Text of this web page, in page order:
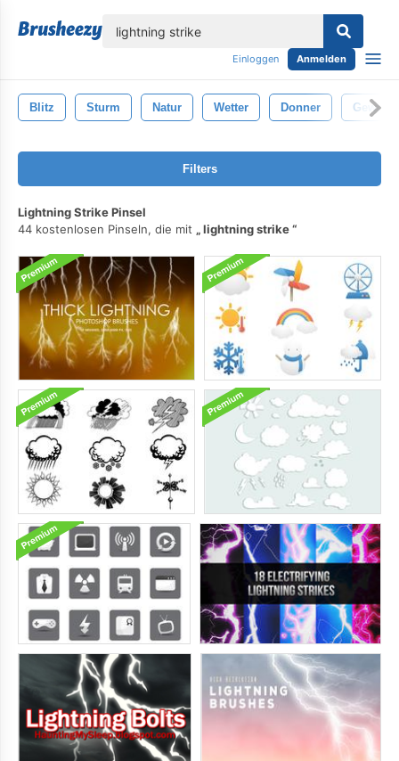
Einloggen Anmelden
Blitz Sturm Natur Wetter Donner Gewitter
Filters
Lightning Strike Pinsel
44 kostenlosen Pinseln, die mit
lightning strike